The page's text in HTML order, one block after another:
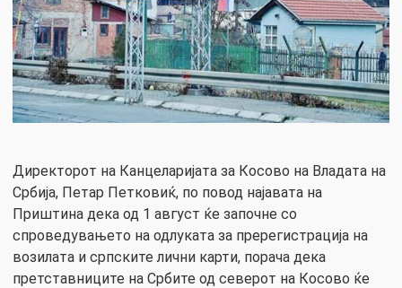
Директорот на Канцеларијата за Косово на Владата на
Србија, Петар Петковиќ, по повод најавата на
Приштина дека од 1 август ќе започне со
спроведувањето на одлуката за пререгистрација на
возилата и српските лични карти, порача дека
претставниците на Србите од северот на Косово ќе